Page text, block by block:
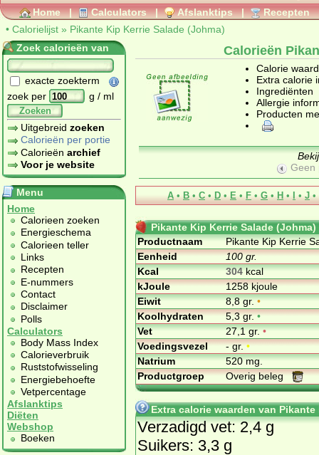
Home | Calculators | Afslanktips | Recepten
• Calorielijst » Pikante Kip Kerrie Salade (Johma)
Zoek calorieën van
exacte zoekterm
zoek per
g / ml
Zoeken
Uitgebreid zoeken
Calorieën per portie
Calorieën archief
Voor je website
Menu
Home
Calorieen zoeken
Energieschema
Calorieen teller
Links
Recepten
E-nummers
Contact
Disclaimer
Polls
Calculators
Body Mass Index
Calorieverbruik
Ruststofwisseling
Energiebehoefte
Vetpercentage
Afslanktips
Diëten
Webshop
Boeken
Calorieën
Calorie
Extra calorie
Ingrediënten
Allergie
Producten
Geen
A • B • C • D • E • F • G • H • I • J •
Pikante Kip Kerrie Salade (Johma)
Productnaam
Pikante Kip Kerrie
Eenheid
100 gr.
Kcal
304kcal
kJoule
1258 kjoule
Eiwit
8,8 gr.•
Koolhydraten
5,3 gr.•
Vet
27,1 gr.•
Voedingsvezel
- gr.•
Natrium
520 mg.
Productgroep
Overig beleg
Extra calorie waarden van
Verzadigd vet: 2,4 g
Suikers: 3,3 g